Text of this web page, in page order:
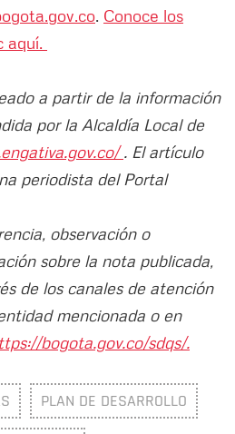
. Conoce los
aquí.
a partir de la información
por la Alcaldía Local de
. El artículo
periodista del Portal
observación o
sobre la nota publicada,
de los canales de atención
mencionada o en
bogota.gov.co/sdqs/.
PLAN DE DESARROLLO